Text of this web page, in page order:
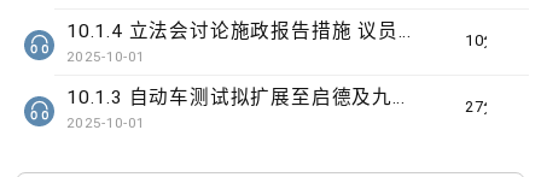
10分钟
10.1.4 立法会讨论施政报告措施 议员关注识别高危家庭
2025-10-01
27分钟
10.1.3 自动车测试拟扩展至启德及九龙湾
2025-10-01